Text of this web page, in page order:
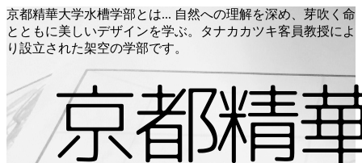
京都精華大学水槽学部とは... 自然への理解を深め、芽吹く命
とともに美しいデザインを学ぶ。タナカカツキ客員教授によ
り設立された架空の学部です。